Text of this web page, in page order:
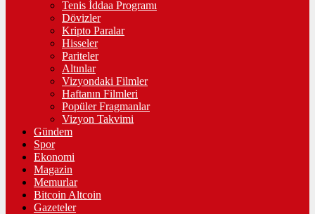
Tenis İddaa Programı
Dövizler
Kripto Paralar
Hisseler
Pariteler
Altınlar
Vizyondaki Filmler
Haftanın Filmleri
Popüler Fragmanlar
Vizyon Takvimi
Gündem
Spor
Ekonomi
Magazin
Memurlar
Bitcoin Altcoin
Gazeteler